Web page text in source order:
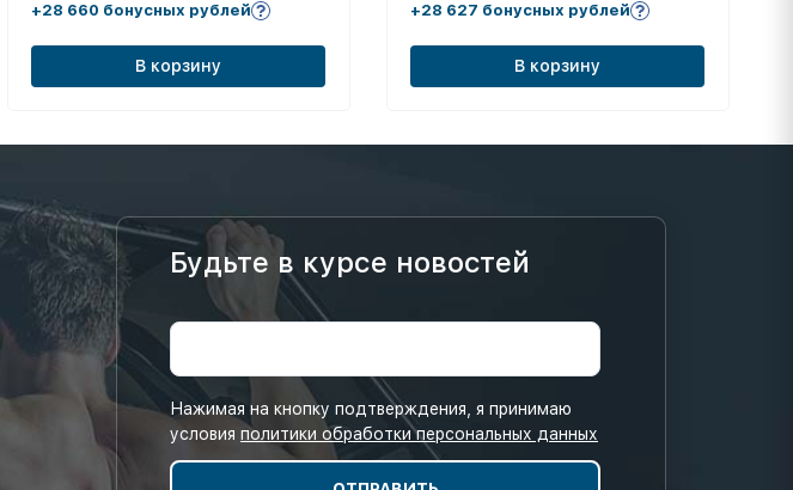
+28 660 бонусных рублей
В корзину
+28 627 бонусных рублей
В корзину
Будьте в курсе новостей
Нажимая на кнопку подтверждения, я принимаю
условия политики обработки персональных данных